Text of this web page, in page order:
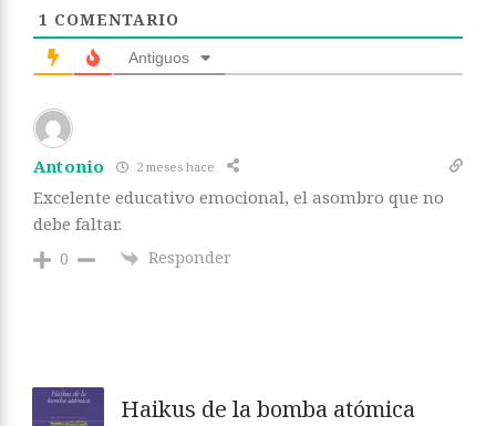
1 COMENTARIO
Antiguos
Antonio 2 meses hace
Excelente educativo emocional, el asombro que no
debe faltar.
0 Responder
Haikus de la bomba atómica